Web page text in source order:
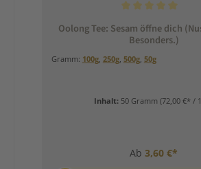
Oolong Tee: Sesam öffne dich
Besonders.)
Gramm: 100g, 250g, 500g, 50g
Inhalt: 50 Gramm (72,00 €* /
Ab 3,60 €*